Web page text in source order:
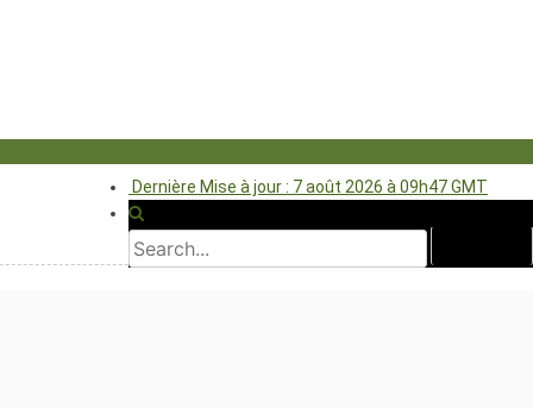
Dernière Mise à jour : 7 août 2026 à 09h47 GMT